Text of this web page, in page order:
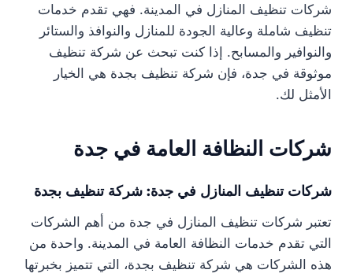
شركات تنظيف المنازل في المدينة. فهي تقدم خدمات
تنظيف شاملة وعالية الجودة للمنازل والنوافذ والستائر
والنوافير والمسابح. إذا كنت تبحث عن شركة تنظيف
موثوقة في جدة، فإن شركة تنظيف بجدة هي الخيار
الأمثل لك.
شركات النظافة العامة في جدة
شركات تنظيف المنازل في جدة: شركة تنظيف بجدة
تعتبر شركات تنظيف المنازل في جدة من أهم الشركات
التي تقدم خدمات النظافة العامة في المدينة. واحدة من
هذه الشركات هي شركة تنظيف بجدة، التي تتميز بخبرتها